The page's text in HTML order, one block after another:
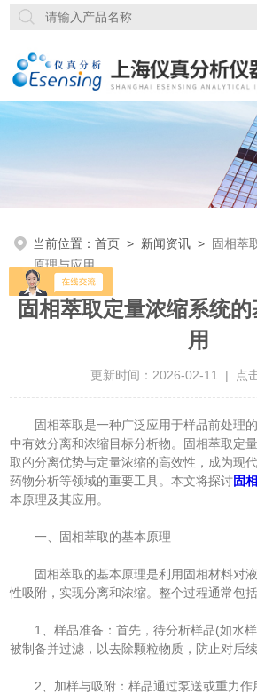
当前位置：首页 > 新闻资讯 > 固相萃
原理与应用
固相萃取定量浓缩系统
用
更新时间：2026-02-11 | 点
固相萃取是一种广泛应用于样品前处理的
中有效分离和浓缩目标分析物。固相萃取定
取的分离优势与定量浓缩的高效性，成为现
药物分析等领域的重要工具。本文将探讨固
本原理及其应用。
一、固相萃取的基本原理
固相萃取的基本原理是利用固相材料对液
性吸附，实现分离和浓缩。整个过程通常包
1、样品准备：首先，待分析样品(如水样
被制备并过滤，以去除颗粒物质，防止对后续
2、加样与吸附：样品通过泵送或重力作